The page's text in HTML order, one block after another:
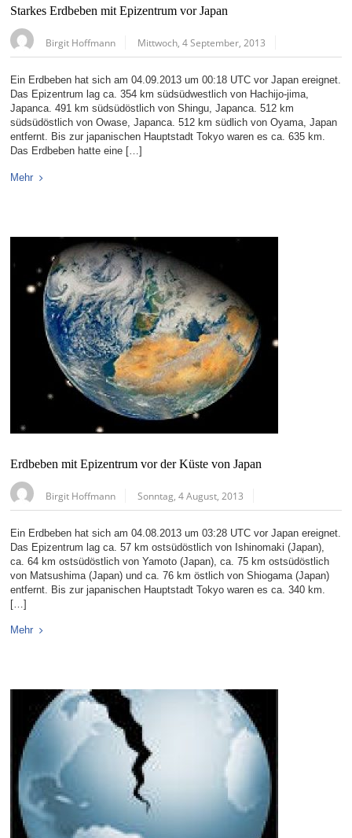
Starkes Erdbeben mit Epizentrum vor Japan
Birgit Hoffmann Mittwoch, 4 September, 2013
Ein Erdbeben hat sich am 04.09.2013 um 00:18 UTC vor Japan ereignet.
Das Epizentrum lag ca. 354 km südsüdwestlich von Hachijo-jima,
Japanca. 491 km südsüdöstlich von Shingu, Japanca. 512 km
südsüdöstlich von Owase, Japanca. 512 km südlich von Oyama, Japan
entfernt. Bis zur japanischen Hauptstadt Tokyo waren es ca. 635 km.
Das Erdbeben hatte eine […]
Mehr
Erdbeben mit Epizentrum vor der Küste von Japan
Birgit Hoffmann Sonntag, 4 August, 2013
Ein Erdbeben hat sich am 04.08.2013 um 03:28 UTC vor Japan ereignet.
Das Epizentrum lag ca. 57 km ostsüdöstlich von Ishinomaki (Japan),
ca. 64 km ostsüdöstlich von Yamoto (Japan), ca. 75 km ostsüdöstlich
von Matsushima (Japan) und ca. 76 km östlich von Shiogama (Japan)
entfernt. Bis zur japanischen Hauptstadt Tokyo waren es ca. 340 km.
[…]
Mehr